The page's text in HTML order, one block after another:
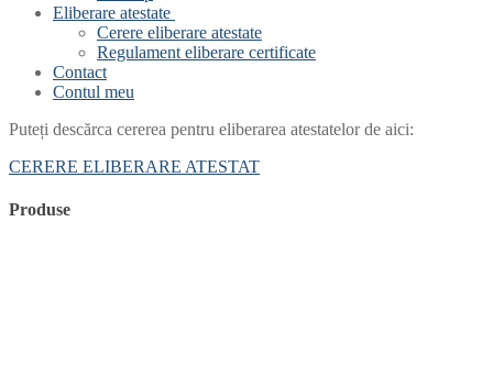
Eliberare atestate
Cerere eliberare atestate
Regulament eliberare certificate
Contact
Contul meu
Puteți descărca cererea pentru eliberarea atestatelor de aici:
CERERE ELIBERARE ATESTAT
Produse